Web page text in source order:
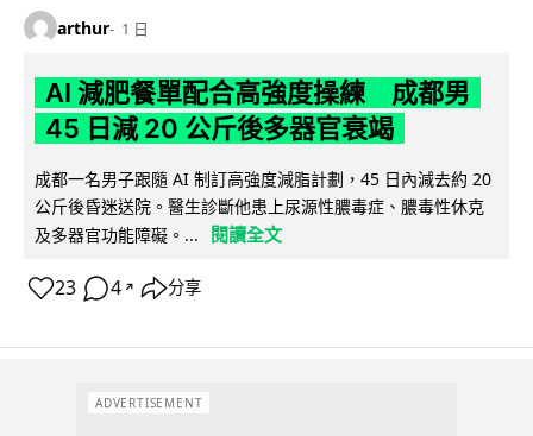
arthur 1 日
AI 減肥餐單配合高強度操練 成都男
45 日減 20 公斤後多器官衰竭
成都一名男子跟隨 AI 制訂高強度減脂計劃，45 日內減去約 20
公斤後昏迷送院。醫生診斷他患上尿源性膿毒症、膿毒性休克
及多器官功能障礙。...
閱讀全文
23 4 ↗ 分享
ADVERTISEMENT